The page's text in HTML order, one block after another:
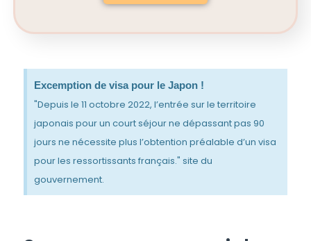
Excemption de visa pour le Japon !
"Depuis le 11 octobre 2022, l’entrée sur le territoire
japonais pour un court séjour ne dépassant pas 90
jours ne nécessite plus l’obtention préalable d’un visa
pour les ressortissants français." site du
gouvernement.